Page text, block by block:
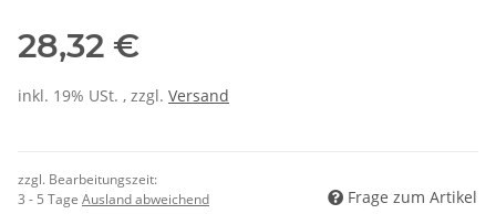
28,32 €
inkl. 19% USt. , zzgl. Versand
zzgl. Bearbeitungszeit:
3 - 5 Tage Ausland abweichend Frage zum Artikel